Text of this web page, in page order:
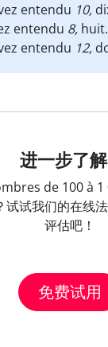
entendu 10,
entendu 8, huit.
entendu 12,
进一步了
de 100 à 1
试试我们的在线
评估吧！
免费试用